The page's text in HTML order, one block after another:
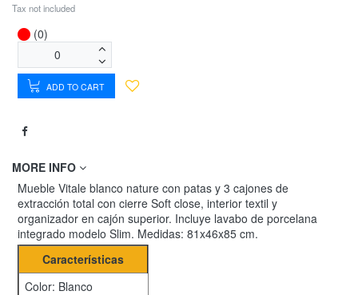
Tax not included
(0)
ADD TO CART
MORE INFO
Mueble Vitale blanco nature con patas y 3 cajones de
extracción total con cierre Soft close, interior textil y
organizador en cajón superior. Incluye lavabo de porcelana
integrado modelo Slim. Medidas: 81x46x85 cm.
Características
Color: Blanco